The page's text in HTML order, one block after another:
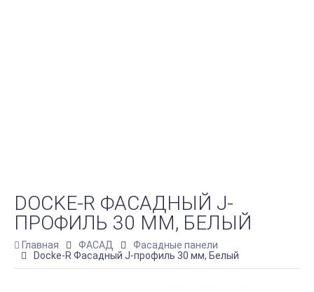
DOCKE-R ФАСАДНЫЙ J-
ПРОФИЛЬ 30 ММ, БЕЛЫЙ
Главная ФАСАД
Фасадные панели
Docke-R Фасадный J-профиль 30 мм, Белый